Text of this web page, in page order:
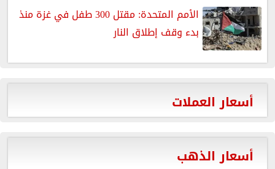
الأمم المتحدة: مقتل 300 طفل في غزة منذ
بدء وقف إطلاق النار
أسعار العملات
أسعار الذهب